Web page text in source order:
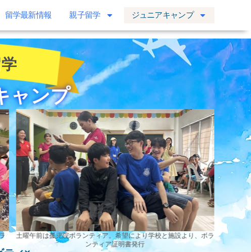
留学最新情報 親子留学​ ジュニアキャンプ
ャンプ
土曜午前は孤児院ボランティア。希望により学校と施設より、ボラ
ンティア証明書発行